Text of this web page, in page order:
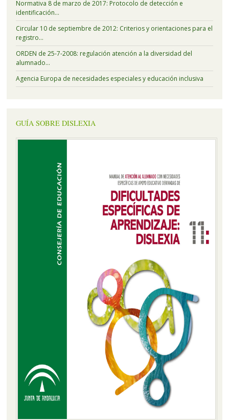
Normativa 8 de marzo de 2017: Protocolo de detección e
identificación…
Circular 10 de septiembre de 2012: Criterios y orientaciones para el
registro…
ORDEN de 25-7-2008: regulación atención a la diversidad del
alumnado…
Agencia Europa de necesidades especiales y educación inclusiva
GUÍA SOBRE DISLEXIA